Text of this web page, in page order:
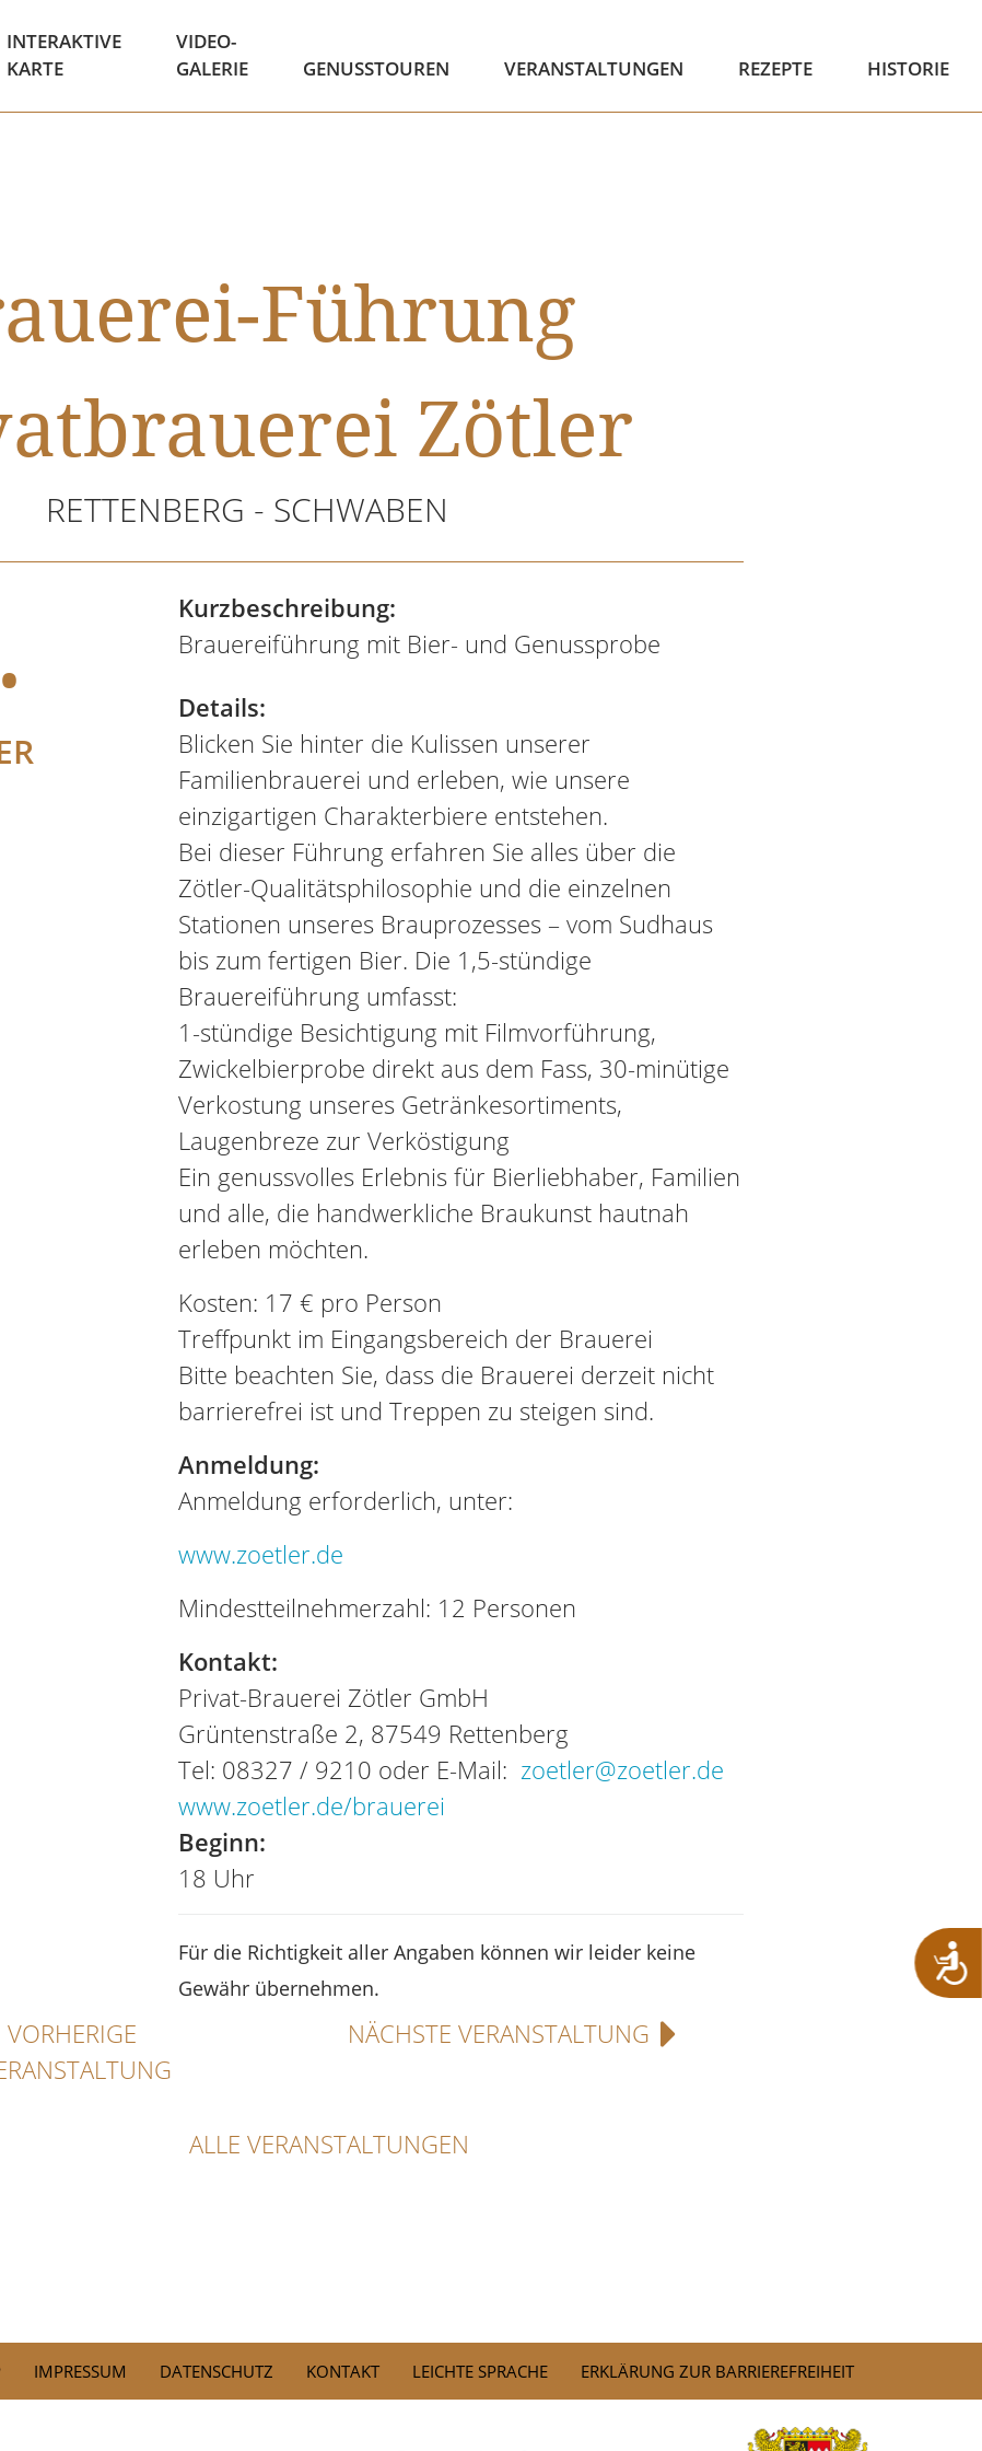
INTERAKTIVE
KARTE
VIDEO-
GALERIE
GENUSSTOUREN VERANSTALTUNGEN REZEPTE HISTORIE
Führung
Zötler
RETTENBERG - SCHWABEN
Kurzbeschreibung:
Brauereiführung mit Bier- und Genussprobe
Details:
Blicken Sie hinter die Kulissen unserer
Familienbrauerei und erleben, wie unsere
einzigartigen Charakterbiere entstehen.
Bei dieser Führung erfahren Sie alles über die
Zötler-Qualitätsphilosophie und die einzelnen
Stationen unseres Brauprozesses – vom Sudhaus
bis zum fertigen Bier. Die 1,5-stündige
Brauereiführung umfasst:
1-stündige Besichtigung mit Filmvorführung,
Zwickelbierprobe direkt aus dem Fass, 30-minütige
Verkostung unseres Getränkesortiments,
Laugenbreze zur Verköstigung
Ein genussvolles Erlebnis für Bierliebhaber, Familien
und alle, die handwerkliche Braukunst hautnah
erleben möchten.
Kosten: 17 € pro Person
Treffpunkt im Eingangsbereich der Brauerei
Bitte beachten Sie, dass die Brauerei derzeit nicht
barrierefrei ist und Treppen zu steigen sind.
Anmeldung:
Anmeldung erforderlich, unter:
www.zoetler.de
Mindestteilnehmerzahl: 12 Personen
Kontakt:
Privat-Brauerei Zötler GmbH
Grüntenstraße 2, 87549 Rettenberg
Tel: 08327 / 9210 oder E-Mail: zoetler@zoetler.de
www.zoetler.de/brauerei
Beginn:
18 Uhr
Für die Richtigkeit aller Angaben können wir leider keine
Gewähr übernehmen.
VORHERIGE
NÄCHSTE VERANSTALTUNG
ALLE VERANSTALTUNGEN
IMPRESSUM DATENSCHUTZ KONTAKT LEICHTE SPRACHE ERKLÄRUNG ZUR BARRIEREFREIHEIT